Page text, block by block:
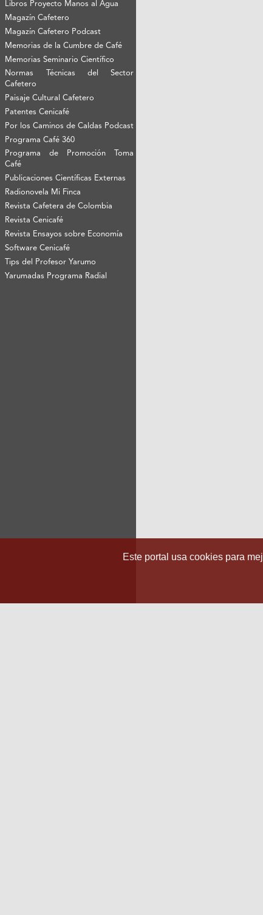
Libros Proyecto Manos al Agua
Magazín Cafetero
Magazín Cafetero Podcast
Memorias de la Cumbre de Café
Memorias Seminario Científico
Normas Técnicas del Sector
Cafetero
Paisaje Cultural Cafetero
Patentes Cenicafé
Por los Caminos de Caldas Podcast
Programa Café 360
Programa de Promoción Toma
Café
Publicaciones Científicas Externas
Radionovela Mi Finca
Revista Cafetera de Colombia
Revista Cenicafé
Revista Ensayos sobre Economía
Software Cenicafé
Tips del Profesor Yarumo
Yarumadas Programa Radial
Este portal usa cookies para